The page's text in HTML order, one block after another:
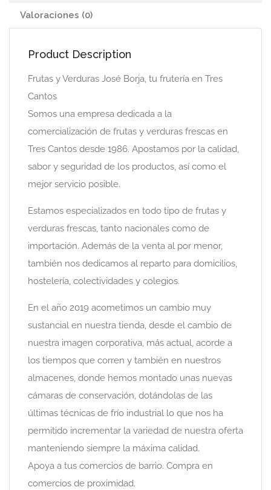
Valoraciones (0)
Product Description
Frutas y Verduras José Borja, tu frutería en Tres
Cantos
Somos una empresa dedicada a la
comercialización de frutas y verduras frescas en
Tres Cantos desde 1986. Apostamos por la calidad,
sabor y seguridad de los productos, así como el
mejor servicio posible.
Estamos especializados en todo tipo de frutas y
verduras frescas, tanto nacionales como de
importación. Además de la venta al por menor,
también nos dedicamos al reparto para domicilios,
hostelería, colectividades y colegios.
En el año 2019 acometimos un cambio muy
sustancial en nuestra tienda, desde el cambio de
nuestra imagen corporativa, más actual, acorde a
los tiempos que corren y también en nuestros
almacenes, donde hemos montado unas nuevas
cámaras de conservación, dotándolas de las
últimas técnicas de frío industrial lo que nos ha
permitido incrementar la variedad de nuestra oferta
manteniendo siempre la máxima calidad.
Apoya a tus comercios de barrio. Compra en
comercios de proximidad.